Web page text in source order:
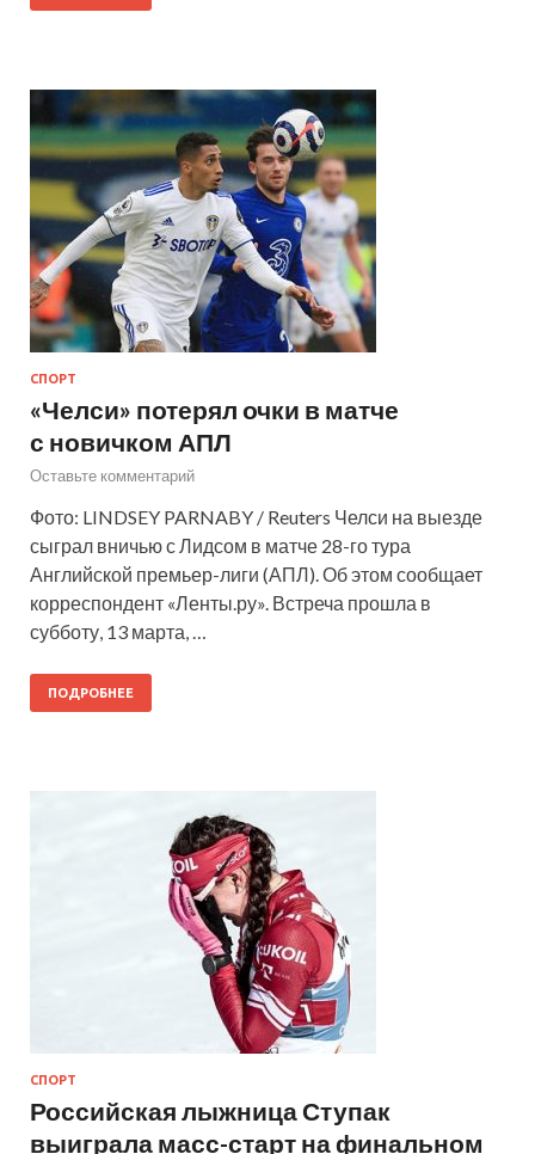
СПОРТ
«Челси» потерял очки в матче
с новичком АПЛ
Оставьте комментарий
Фото: LINDSEY PARNABY / Reuters Челси на выезде
сыграл вничью с Лидсом в матче 28-го тура
Английской премьер-лиги (АПЛ). Об этом сообщает
корреспондент «Ленты.ру». Встреча прошла в
субботу, 13 марта, …
ПОДРОБНЕЕ
СПОРТ
Российская лыжница Ступак
выиграла масс-старт на финальном